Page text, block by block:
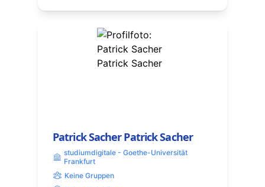
Patrick Sacher Patrick Sacher
studiumdigitale - Goethe-Universität
Frankfurt
Keine Gruppen